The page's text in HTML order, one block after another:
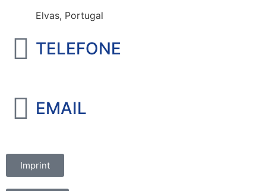
Elvas, Portugal
TELEFONE
EMAIL
Imprint